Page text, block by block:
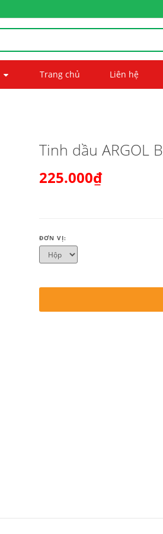
Trang chủ Liên hệ
Tinh dầu ARGOL
225.000₫
ĐƠN VỊ: